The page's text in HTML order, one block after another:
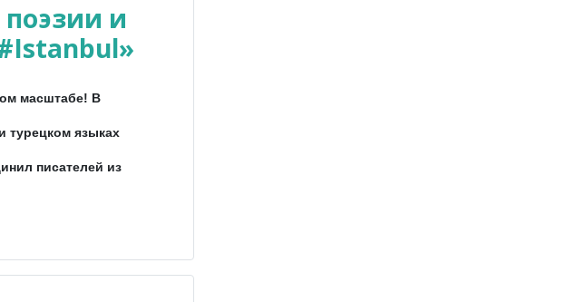
и
масштабе! В
турецком языках
писателей из